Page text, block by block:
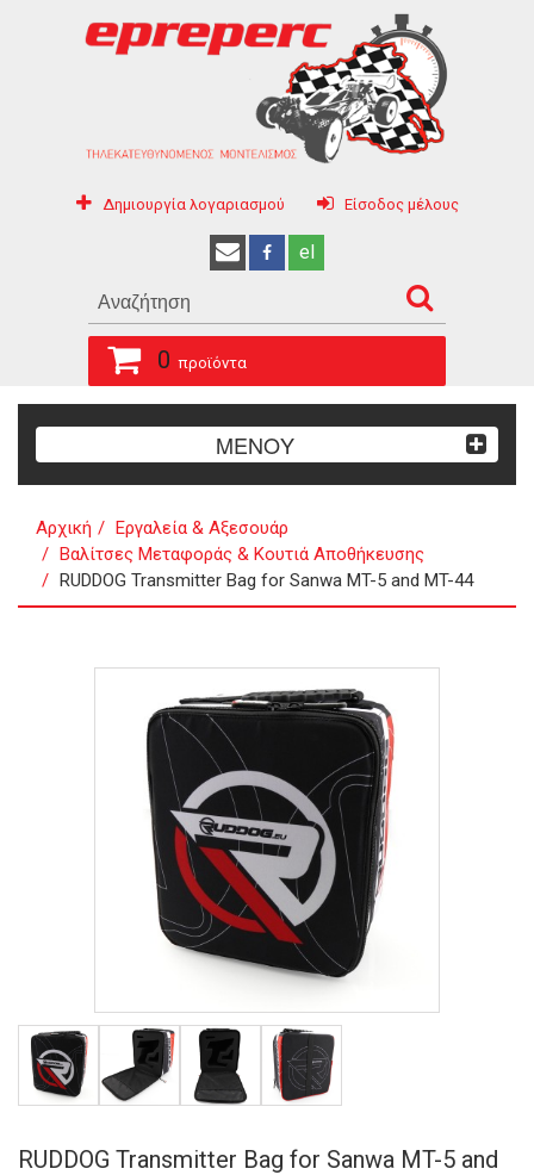
Δημιουργία λογαριασμού Είσοδος μέλους
el
0 προϊόντα
ΜΕΝΟΥ
Αρχική
Εργαλεία & Αξεσουάρ
Βαλίτσες Μεταφοράς & Κουτιά Αποθήκευσης
RUDDOG Transmitter Bag for Sanwa MT-5 and MT-44
RUDDOG Transmitter Bag for Sanwa MT-5 and